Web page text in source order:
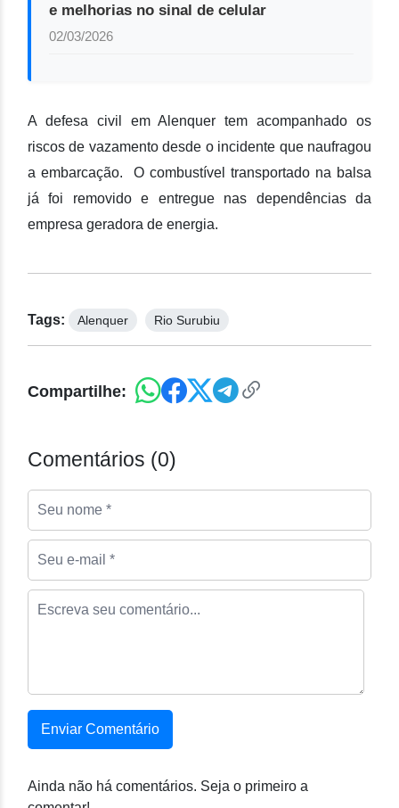
e melhorias no sinal de celular
02/03/2026
A defesa civil em Alenquer tem acompanhado os
riscos de vazamento desde o incidente que naufragou
a embarcação. O combustível transportado na balsa
já foi removido e entregue nas dependências da
empresa geradora de energia.
Tags: Alenquer Rio Surubiu
Compartilhe:
Comentários (0)
Enviar Comentário
Ainda não há comentários. Seja o primeiro a